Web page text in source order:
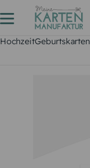
HochzeitGeburtskarten